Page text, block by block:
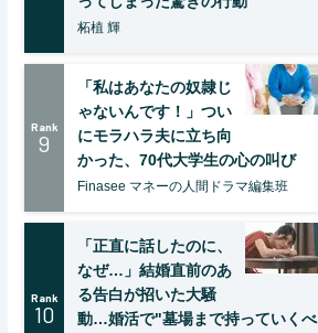
柘植 輝
Rank
9
「私はあなたの奴隷じ
ゃないんです！」つい
にモラハラ夫に立ち向
かった、70代大学生の心の叫び
Finasee マネーの人間ドラマ編集班
Rank
10
「正直に話したのに、
なぜ…」結婚直前のあ
る告白が招いた大騒
動…婚活で"墓場まで持っていくべ